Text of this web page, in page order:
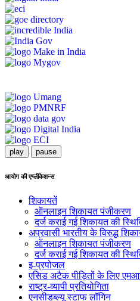
play pause
आयोग की एप्लीकेशन्स
शिकायतें
ऑनलाइन शिकायत पंजीकरण
दर्ज कराई गई शिकायत की
अप्रवासी भारतीय के विरुद्ध
ऑनलाइन शिकायत पंजीकरण
दर्ज कराई गई शिकायत की
इ-प्रपोजल
एसिड अटैक पीड़ितों के लिए
राष्ट्र-व्यापी प्रतियोगिता
एनसीडब्ल्यू स्टाफ लॉगिन